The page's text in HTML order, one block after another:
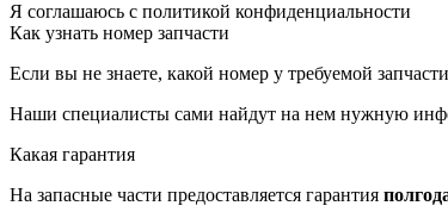
Я соглашаюсь с политикой конфиденциальности
Как узнать номер запчасти
Если вы не знаете, какой номер у требуемой
Наши специалисты сами найдут на нем нужную
Какая гарантия
На запасные части предоставляется гарантия